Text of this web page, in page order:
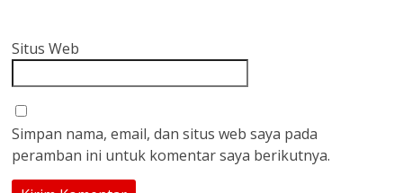
Situs Web
Simpan nama, email, dan situs web saya pada
peramban ini untuk komentar saya berikutnya.